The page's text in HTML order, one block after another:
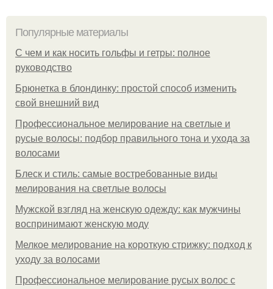
Популярные материалы
С чем и как носить гольфы и гетры: полное
руководство
Брюнетка в блондинку: простой способ изменить
свой внешний вид
Профессиональное мелирование на светлые и
русые волосы: подбор правильного тона и ухода за
волосами
Блеск и стиль: самые востребованные виды
мелирования на светлые волосы
Мужской взгляд на женскую одежду: как мужчины
воспринимают женскую моду
Мелкое мелирование на короткую стрижку: подход к
уходу за волосами
Профессиональное мелирование русых волос с